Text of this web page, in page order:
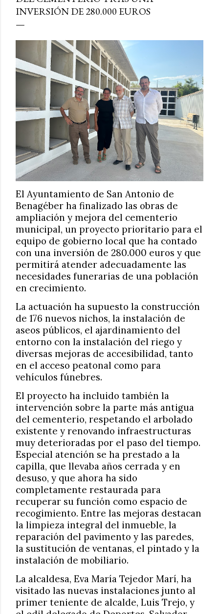
INVERSIÓN DE 280.000 EUROS
El Ayuntamiento de San Antonio de
Benagéber ha finalizado las obras de
ampliación y mejora del cementerio
municipal, un proyecto prioritario para el
equipo de gobierno local que ha contado
con una inversión de 280.000 euros y que
permitirá atender adecuadamente las
necesidades funerarias de una población
en crecimiento.
La actuación ha supuesto la construcción
de 176 nuevos nichos, la instalación de
aseos públicos, el ajardinamiento del
entorno con la instalación del riego y
diversas mejoras de accesibilidad, tanto
en el acceso peatonal como para
vehículos fúnebres.
El proyecto ha incluido también la
intervención sobre la parte más antigua
del cementerio, respetando el arbolado
existente y renovando infraestructuras
muy deterioradas por el paso del tiempo.
Especial atención se ha prestado a la
capilla, que llevaba años cerrada y en
desuso, y que ahora ha sido
completamente restaurada para
recuperar su función como espacio de
recogimiento. Entre las mejoras destacan
la limpieza integral del inmueble, la
reparación del pavimento y las paredes,
la sustitución de ventanas, el pintado y la
instalación de mobiliario.
La alcaldesa, Eva María Tejedor Marí, ha
visitado las nuevas instalaciones junto al
primer teniente de alcalde, Luis Trejo, y